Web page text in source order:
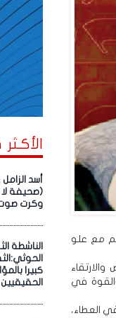
أسد
(صحيفة لا
وكرت
الناشطة
كبيرا
الحقيقيين
مع علو
في
العطاء،